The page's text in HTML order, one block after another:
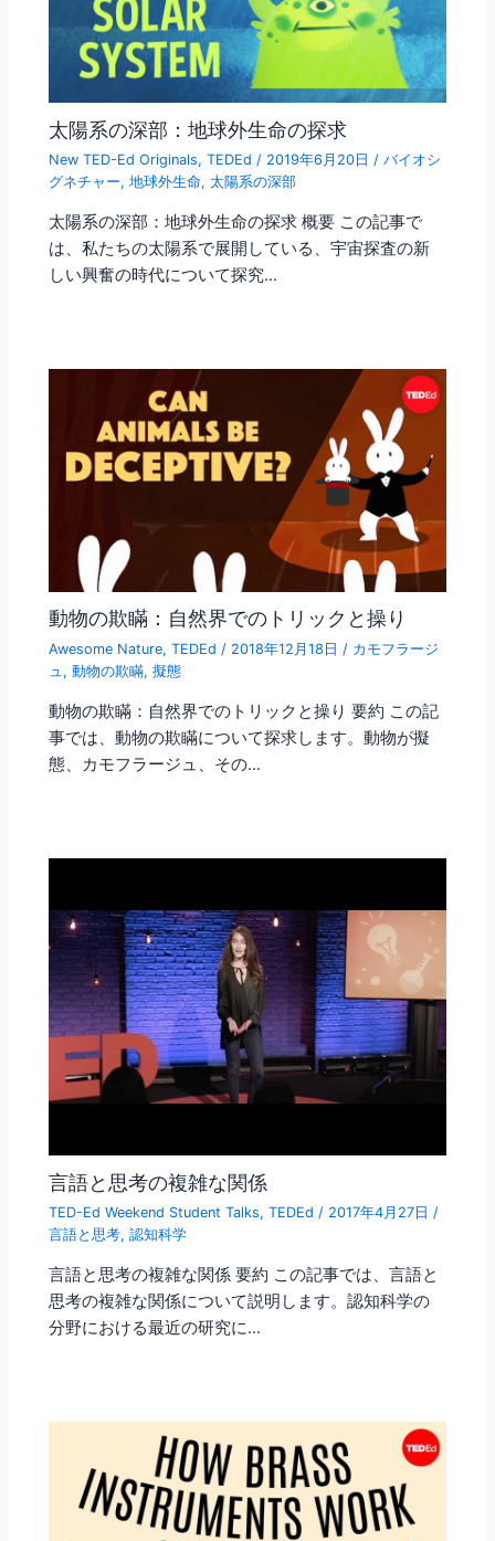
太陽系の深部：地球外生命の探求
New TED-Ed Originals,TEDEd / 2019年6月20日 /バイオシ
グネチャー,地球外生命,太陽系の深部
太陽系の深部：地球外生命の探求 概要 この記事で
は、私たちの太陽系で展開している、宇宙探査の新
しい興奮の時代について探究…
動物の欺瞞：自然界でのトリックと操り
Awesome Nature,TEDEd / 2018年12月18日 / カモフラージ
ュ ,動物の欺瞞,擬態
動物の欺瞞：自然界でのトリックと操り 要約 この記
事では、動物の欺瞞について探求します。動物が擬
態、カモフラージュ、その…
言語と思考の複雑な関係
TED-Ed Weekend Student Talks,TEDEd / 2017年4月27日 /
言語と思考,認知科学
言語と思考の複雑な関係 要約 この記事では、言語と
思考の複雑な関係について説明します。認知科学の
分野における最近の研究に…